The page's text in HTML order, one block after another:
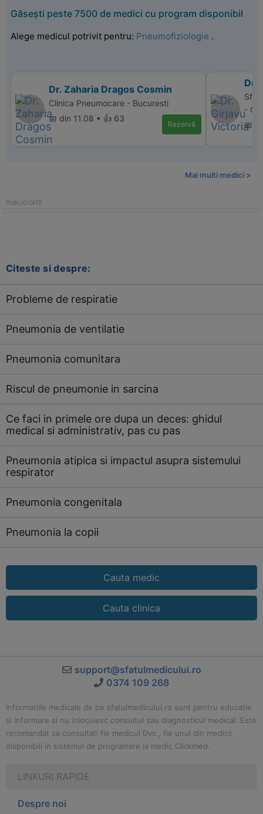
Găsești peste 7500 de medici cu program disponibil
Alege medicul potrivit pentru: Pneumofiziologie .
Dr. Zaharia Dragos Cosmin
Clinica Pneumocare - Bucuresti
📅 din 11.08 • 👍 63
Rezervă
Dr.
-
📅
Mai multi medici >
Citeste si despre:
Probleme de respiratie
Pneumonia de ventilatie
Pneumonia comunitara
Riscul de pneumonie in sarcina
Ce faci in primele ore dupa un deces: ghidul
medical si administrativ, pas cu pas
Pneumonia atipica si impactul asupra sistemului
respirator
Pneumonia congenitala
Pneumonia la copii
Cauta medic
Cauta clinica
support@sfatulmedicului.ro
0374 109 268
Informatiile medicale de pe sfatulmedicului.ro sunt pentru educatie
si informare si nu inlocuiesc consultul sau diagnosticul medical. Este
recomandat sa consultati fie medicul Dvs., fie unul din medicii
disponibili in sistemul de programare la medic Clickmed.
LINKURI RAPIDE
Despre noi